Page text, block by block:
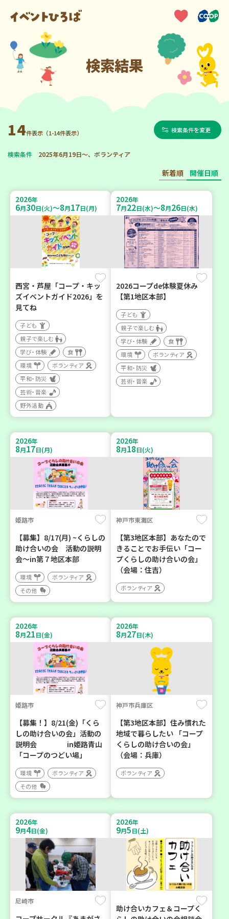
検索結果
14件表示（1-14件表示） 検索条件を変更
検索条件 2025年6月19日～、ボランティア
新着順 開催日順
2026年
6月30日(火)～8月17日(月)
西宮・芦屋「コープ・キッ
ズイベントガイド2026」を
見てね
子ども
親子で楽しむ
学び・体験
食
環境
ボランティア
平和・防災
芸術・音楽
野外活動
2026年
7月22日(水)～8月26日(水)
2026コープde体験夏休み
【第1地区本部】
子ども
親子で楽しむ
学び・体験
食
環境
ボランティア
平和・防災
芸術・音楽
2026年
8月17日(月)
姫路市
【募集】8/17(月) ~くらしの
助け合いの会 活動の説明
会～in第７地区本部
環境
ボランティア
その他
2026年
8月18日(火)
神戸市東灘区
【第3地区本部】あなたので
きることでお手伝い「コー
プくらしの助け合いの会」
（会場：住吉）
ボランティア
2026年
8月21日(金)
姫路市
【募集！】8/21(金)「くら
しの助け合いの会」活動の
説明会 in姫路青山
「コープのつどい場」
環境
ボランティア
その他
2026年
8月27日(木)
神戸市兵庫区
【第3地区本部】住み慣れた
地域で暮らしたい 「コープ
くらしの助け合いの会」
（会場：兵庫）
ボランティア
2026年
9月4日(金)
尼崎市
2026年
9月5日(土)
助け合いカフェ＆コープく